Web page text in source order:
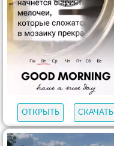
ОТКРЫТЬ СКАЧАТЬ